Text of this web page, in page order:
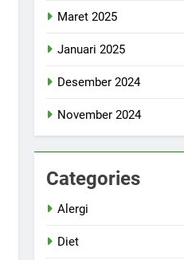
Maret 2025
Januari 2025
Desember 2024
November 2024
Categories
Alergi
Diet